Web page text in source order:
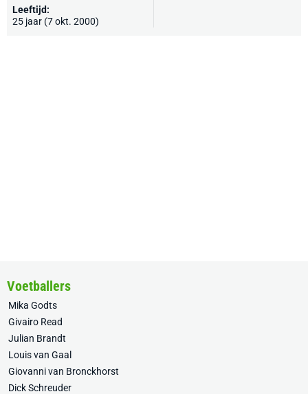
Leeftijd:
25 jaar (7 okt. 2000)
Voetballers
Mika Godts
Givairo Read
Julian Brandt
Louis van Gaal
Giovanni van Bronckhorst
Dick Schreuder